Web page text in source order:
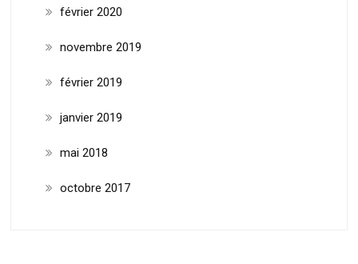
février 2020
novembre 2019
février 2019
janvier 2019
mai 2018
octobre 2017